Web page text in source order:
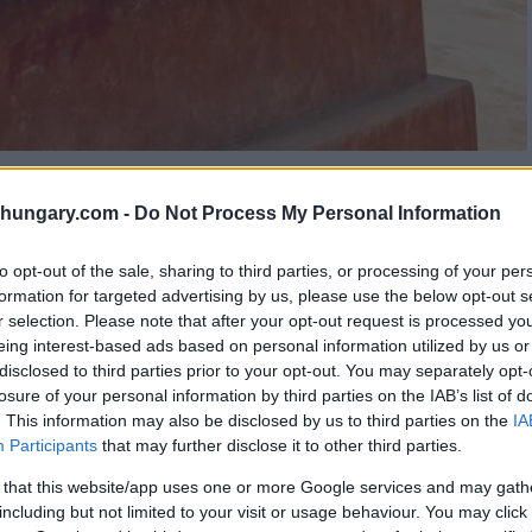
- Do Not Process My Personal Information
opt-out of the sale, sharing to third parties, or processing of your
for targeted advertising by us, please use the below opt-out
selection. Please note that after your opt-out request is processed
interest-based ads based on personal information utilized by us
to third parties prior to your opt-out. You may separately
of your personal information by third parties on the IAB’s list of
This information may also be disclosed by us to third parties on the
Participants that may further disclose it to other third parties.
this website/app uses one or more Google services and may
but not limited to your visit or usage behaviour. You may
Verschwinden der Indus-Tal-Zivilisation nicht
vielmehr das Ergebnis langfristiger Prozesse.
eine entscheidende Rolle beim
Ostens gespielt haben könnte.
Kultur – war eine der fortschrittlichsten
vor etwa fünftausend Jahren im heutigen